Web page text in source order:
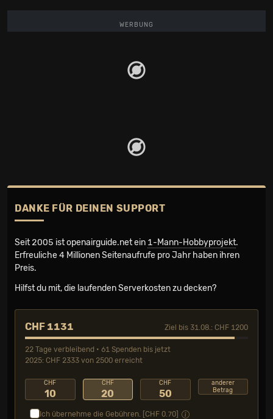
WERBUNG
DANKE FÜR DEINEN SUPPORT
Seit 2005 ist openairguide.net ein 1-Mann-Hobbyprojekt.
Erfreuliche 4 Millionen Seiten­aufrufe pro Jahr haben ihren
Preis.
Hilfst du mit, die laufenden Serverkosten zu decken?
CHF 1131 Ziel bis 31.08.: CHF 1200
22 Tage verbleibend • 61 Spenden bis jetzt
2025: CHF 2333 von 2500 erreicht
CHF
10
CHF
20
CHF
50
anderer
Betrag
Ich übernehme die Gebühren. [CHF 0.70